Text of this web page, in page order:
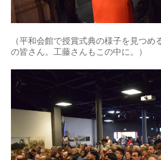
（平和会館で授賞式典の様子を見つ
の皆さん。工藤さんもこの中に。）